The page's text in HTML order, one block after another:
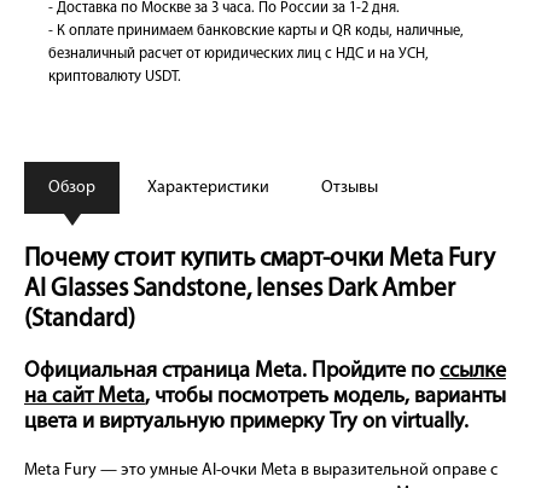
- Доставка по Москве за 3 часа. По России за 1-2 дня.
- К оплате принимаем банковские карты и QR коды, наличные,
безналичный расчет от юридических лиц с НДС и на УСН,
криптовалюту USDT.
Обзор Характеристики Отзывы
Почему стоит купить смарт-очки Meta Fury
AI Glasses Sandstone, lenses Dark Amber
(Standard)
Официальная страница Meta. Пройдите по ссылке
на сайт Meta, чтобы посмотреть модель, варианты
цвета и виртуальную примерку Try on virtually.
Meta Fury — это умные AI-очки Meta в выразительной оправе с